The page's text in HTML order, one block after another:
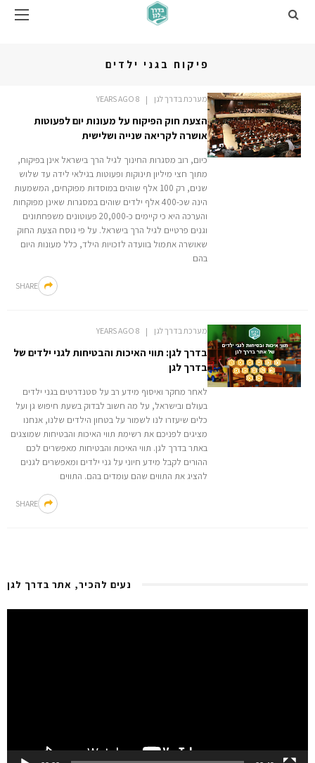
פיקוח בגני ילדים
מערכת בדרך לגן 8 YEARS AGO
הצעת חוק הפיקוח על מעונות יום לפעוטות
אושרה לקריאה שנייה ושלישית
כיום, רוב מסגרות החינוך לגיל הרך בישראל אינן בפיקוח,
מתוך חצי מיליון תינוקות ופעוטות בגילאי לידה עד שלוש
שנים, רק 100 אלף שוהים במוסדות מפוקחים, המשמעות
הינה שכ-400 אלף ילדים שוהים במסגרות שאינן מפוקחות
והערכה היא כי קיימים כ-20,000 פעוטונים משפחתונים
וגנים פרטיים לגיל הרך בישראל. על פי נוסח הצעת החוק
שאושרה אתמול בוועדה לזכויות הילד, כלל מעונות היום
בהם
SHARE
מערכת בדרך לגן 8 YEARS AGO
בדרך לגן: תווי האיכות והבטיחות לגני ילדים של
בדרך לגן
לאחר מחקר ואיסוף מידע רב על סטנדרטים בגני ילדים
בעולם ובישראל, על מה חשוב לבדוק בשעת חיפוש גן ועל
כלים שיעזרו לנו לשמור על בטחון הילדים שלנו, אנחנו
מציגים לפניכם את רשימת תווי האיכות והבטיחות שמוצגים
באתר בדרך לגן. תווי האיכות והבטיחות מאפשרים לכם
ההורים לקבל מידע חיוני על גני ילדים ומאפשרים לגנים
להציג את התווים שהם עומדים בהם. התווים
SHARE
נעים להכיר, אתר בדרך לגן